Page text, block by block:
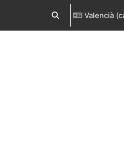
Commuta l'entrada
Valencià